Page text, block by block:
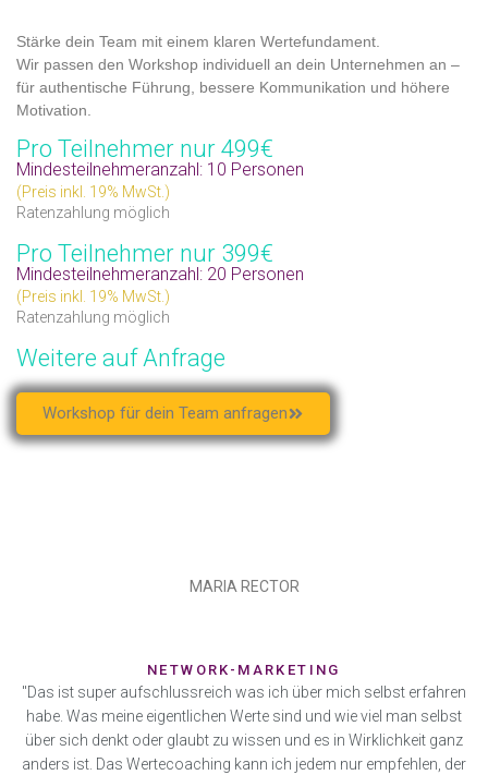
Stärke dein Team mit einem klaren Wertefundament.
Wir passen den Workshop individuell an dein Unternehmen an –
für authentische Führung, bessere Kommunikation und höhere
Motivation
Pro Teilnehmer nur 499€
Mindesteilnehmeranzahl: 10 Personen
(Preis inkl. 19% MwSt.)
Ratenzahlung möglich
Pro Teilnehmer nur 399€
Mindesteilnehmeranzahl: 20 Personen
(Preis inkl. 19% MwSt.)
Ratenzahlung möglich
Weitere auf Anfrage
Workshop für dein Team anfragen
MARIA RECTOR
NETWORK-MARKETING
"Das ist super aufschlussreich was ich über mich selbst erfahren
habe. Was meine eigentlichen Werte sind und wie viel man selbst
über sich denkt oder glaubt zu wissen und es in Wirklichkeit ganz
anders ist. Das Wertecoaching kann ich jedem nur empfehlen, der